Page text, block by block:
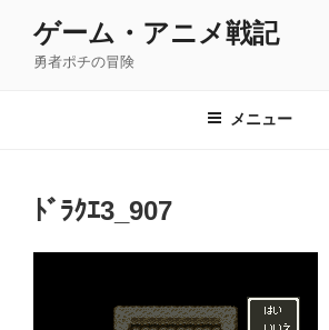
ゲーム・アニメ戦記
勇者ポチの冒険
メニュー
ﾄﾞﾗｸｴ3_907